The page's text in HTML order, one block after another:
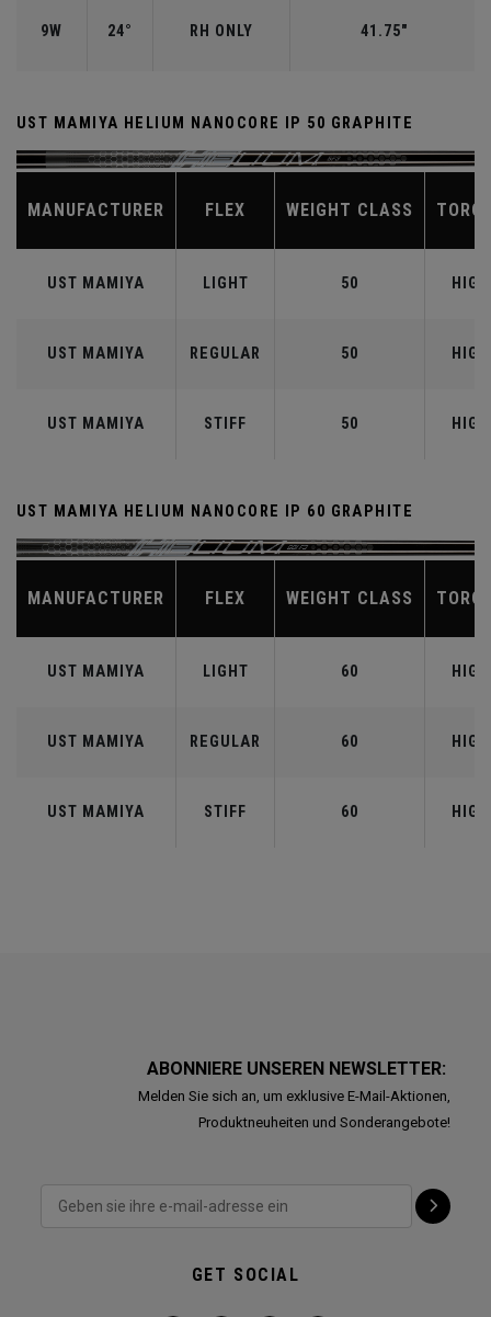
9W 24° RH ONLY 41.75"
UST MAMIYA HELIUM NANOCORE IP 50 GRAPHITE
MANUFACTURER FLEX WEIGHT CLASS
UST MAMIYA LIGHT 50 HIGH
UST MAMIYA REGULAR 50 HIGH
UST MAMIYA STIFF 50 HIGH
UST MAMIYA HELIUM NANOCORE IP 60 GRAPHITE
MANUFACTURER FLEX WEIGHT CLASS
UST MAMIYA LIGHT 60 HIGH
UST MAMIYA REGULAR 60 HIGH
UST MAMIYA STIFF 60 HIGH
ABONNIERE UNSEREN NEWSLETTER:
Melden Sie sich an, um exklusive E-Mail-Aktionen,
Produktneuheiten und Sonderangebote!
GET SOCIAL